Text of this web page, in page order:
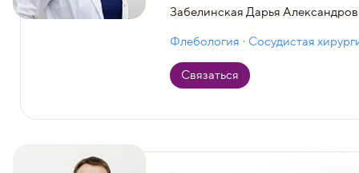
Забелинская Дарья
Флебология · Сосудистая
Связаться